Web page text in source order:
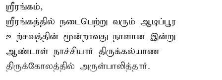
ஸ்ரீரங்கம்,
ஸ்ரீரங்கத்தில் நடைபெற்று வரும் ஆடிப்பூர
உற்சவத்தின் மூன்றாவது நாளான இன்று
ஆண்டாள் நாச்சியார் திருக்கல்யாண
திருக்கோலத்தில் அருள்பாலித்தார்.